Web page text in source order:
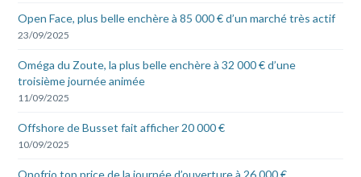
Open Face, plus belle enchère à 85 000 € d’un marché très actif
23/09/2025
Oméga du Zoute, la plus belle enchère à 32 000 € d’une
troisième journée animée
11/09/2025
Offshore de Busset fait afficher 20 000 €
10/09/2025
Onofrio top price de la journée d’ouverture à 26 000 €